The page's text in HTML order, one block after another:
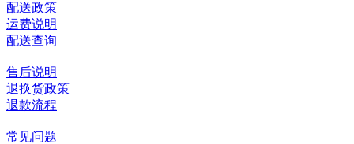
配送政策
运费说明
配送查询
售后说明
退换货政策
退款流程
常见问题